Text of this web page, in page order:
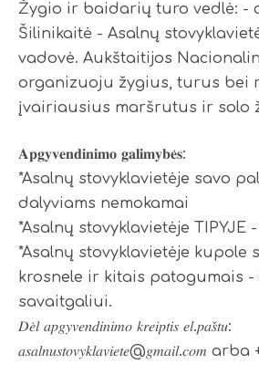
Žygio ir baidarių turo vedlė: -
Šilinikaitė - Asalnų
vadovė. Aukštaitijos
organizuoju žygius, turus bei
įvairiausius maršrutus ir solo
𝐀𝐩𝐠𝐲𝐯𝐞𝐧𝐝𝐢𝐧𝐢𝐦𝐨 𝐠𝐚𝐥𝐢𝐦𝐲𝐛𝐞̇𝐬:
*Asalnų stovyklavietėje savo
dalyviams nemokamai
*Asalnų stovyklavietėje TIPYJE
*Asalnų stovyklavietėje kupole
krosnele ir kitais patogumais -
savaitgaliui.
𝐷𝑒̇𝑙 𝑎𝑝𝑔𝑦𝑣𝑒𝑛𝑑𝑖𝑛𝑖𝑚𝑜 𝑘𝑟𝑒𝑖𝑝𝑡𝑖𝑠 𝑒𝑙.𝑝𝑎𝑠̌𝑡𝑢:
𝑎𝑠𝑎𝑙𝑛𝑢𝑠𝑡𝑜𝑣𝑦𝑘𝑙𝑎𝑣𝑖𝑒𝑡𝑒@𝑔𝑚𝑎𝑖𝑙.𝑐𝑜𝑚